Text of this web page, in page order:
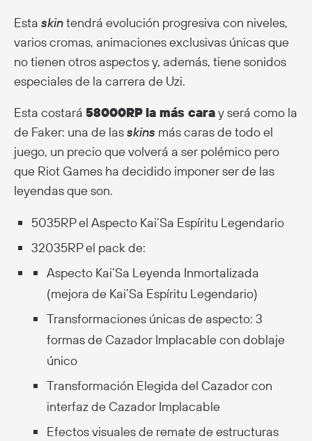
Esta skintendrá evolución progresiva con niveles,
varios cromas, animaciones exclusivas únicas que
no tienen otros aspectos y, además, tiene sonidos
especiales de la carrera de Uzi.
Esta costará 58000RP la más caray será como la
de Faker: una de lasskins más caras de todo el
juego, un precio que volverá a ser polémico pero
que Riot Games ha decidido imponer ser de las
leyendas que son.
5035RP el Aspecto Kai’Sa Espíritu Legendario
32035RP el pack de:
Aspecto Kai’Sa Leyenda Inmortalizada
(mejora de Kai’Sa Espíritu Legendario)
Transformaciones únicas de aspecto: 3
formas de Cazador Implacable con doblaje
único
Transformación Elegida del Cazador con
interfaz de Cazador Implacable
Efectos visuales de remate de estructuras